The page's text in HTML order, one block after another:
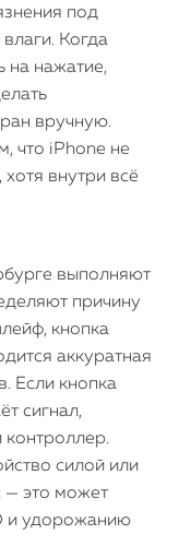
под
Когда
на нажатие,
вручную.
что iPhone не
внутри всё
выполняют
причину
кнопка
аккуратная
Если кнопка
сигнал,
контроллер.
силой или
— это может
и удорожанию